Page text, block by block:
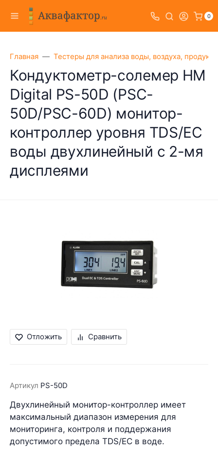
0
Главная Тестеры для анализа воды, воздуха,
Кондуктометр-солемер HM
Digital PS-50D (PSC-
50D/PSC-60D) монитор-
контроллер уровня TDS/EC
воды двухлинейный с 2-мя
дисплеями
Отложить Сравнить
Артикул PS-50D
Двухлинейный монитор-контроллер имеет
максимальный диапазон измерения для
мониторинга, контроля и поддержания
допустимого предела TDS/EC в воде.